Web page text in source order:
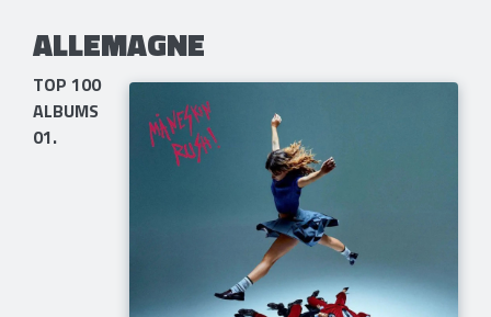
ALLEMAGNE
TOP 100
ALBUMS
01.